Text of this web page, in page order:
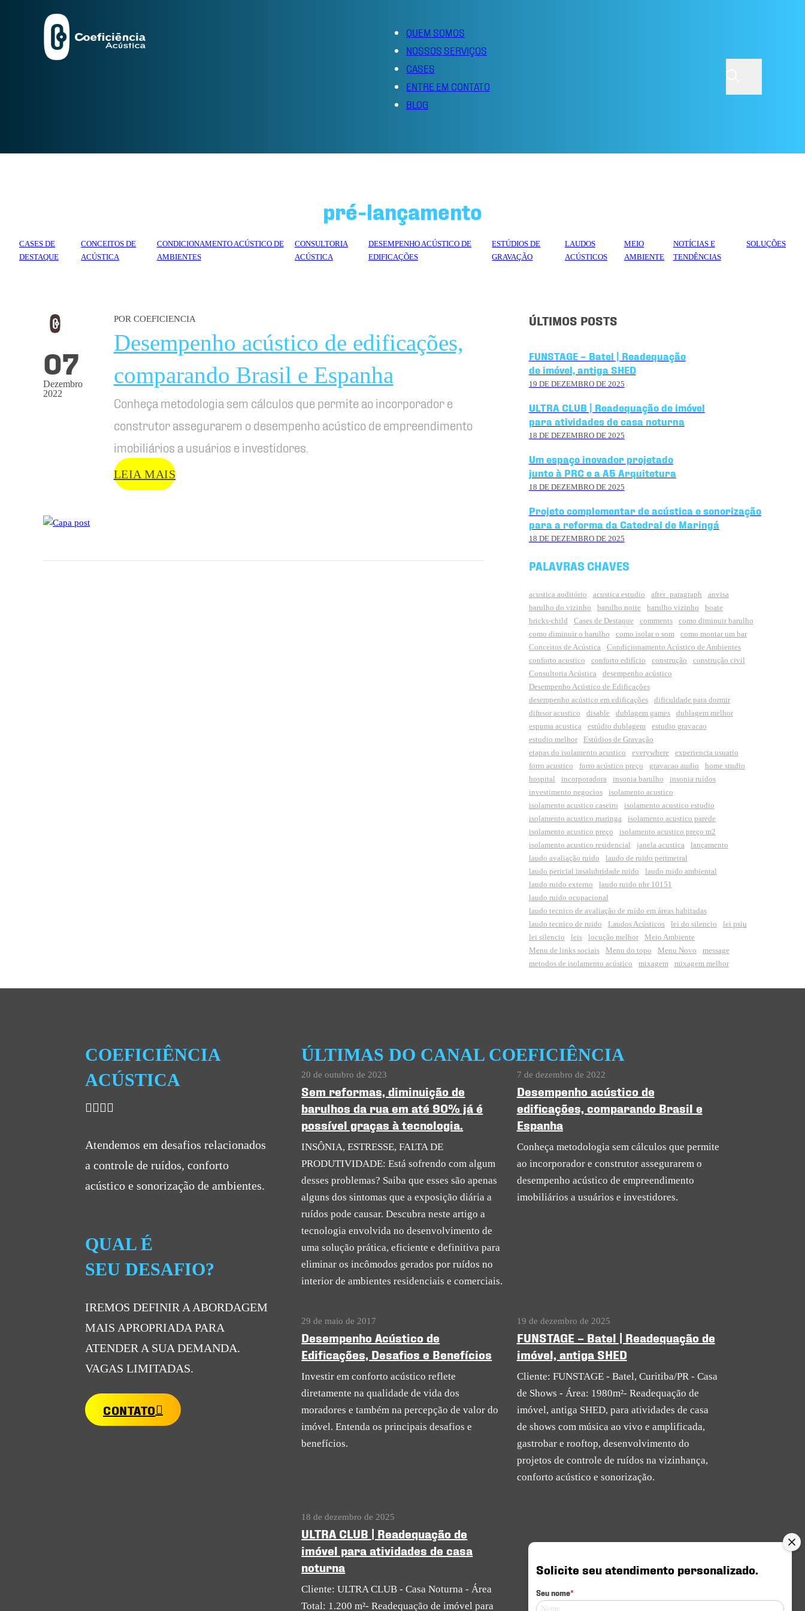
QUEM SOMOS
NOSSOS SERVIÇOS
CASES
ENTRE EM CONTATO
BLOG
pré-lançamento
CASES DE
DESTAQUE
CONCEITOS DE
ACÚSTICA
CONDICIONAMENTO ACÚSTICO DE
AMBIENTES
CONSULTORIA
ACÚSTICA
DESEMPENHO ACÚSTICO DE
EDIFICAÇÕES
ESTÚDIOS DE
GRAVAÇÃO
LAUDOS
ACÚSTICOS
MEIO
AMBIENTE
NOTÍCIAS E
TENDÊNCIAS
SOLUÇÕES
07
Dezembro
2022
POR COEFICIENCIA
Desempenho acústico de edificações,
comparando Brasil e Espanha
Conheça metodologia sem cálculos que permite ao incorporador e
construtor assegurarem o desempenho acústico de empreendimento
imobiliários a usuários e investidores.
LEIA MAIS
ÚLTIMOS POSTS
FUNSTAGE – Batel | Readequação
de imóvel, antiga SHED
19 DE DEZEMBRO DE 2025
ULTRA CLUB | Readequação de imóvel
para atividades de casa noturna
18 DE DEZEMBRO DE 2025
Um espaço inovador projetado
junto à PRC e a A5 Arquitetura
18 DE DEZEMBRO DE 2025
Projeto complementar de acústica e sonorização
para a reforma da Catedral de Maringá
18 DE DEZEMBRO DE 2025
PALAVRAS CHAVES
acustica auditório acustica estudio after_paragraph
anvisa
barulho do vizinho
barulho noite barulho vizinho
boate
bricks-child
Cases de Destaque comments
como diminuir barulho
como diminuir o barulho
como isolar o som
como montar um bar
Conceitos de Acústica
Condicionamento Acústico de Ambientes
conforto acustico
conforto edifício construção
construção civil
Consultoria Acústica
desempenho acústico
Desempenho Acústico de Edificações
desempenho acústico em edificações
dificuldade para dormir
difusor acustico
disable dublagem games
dublagem melhor
espuma acustica
estúdio dublagem
estudio gravacao
estudio melhor
Estúdios de Gravação
etapas do isolamento acustico
everywhere
experiencia usuario
forro acustico
forro acústico preço gravacao audio
home studio
hospital
incorporadora insonia barulho
insonia ruídos
investimento negocios
isolamento acustico
isolamento acustico caseiro
isolamento acustico estudio
isolamento acustico maringa
isolamento acustico parede
isolamento acustico preço
isolamento acustico preço m2
isolamento acustico residencial
janela acustica
lançamento
laudo avaliação ruido
laudo de ruido perimetral
laudo pericial insalubridade ruido
laudo ruido ambiental
laudo ruido externo
laudo ruido nbr 10151
laudo ruido ocupacional
laudo tecnico de avaliação de ruído em áreas habitadas
laudo tecnico de ruido
Laudos Acústicos lei do silencio
lei psiu
lei silencio
leis locução melhor
Meio Ambiente
Menu de links sociais
Menu do topo Menu Novo
message
metodos de isolamento acústico
mixagem mixagem melhor
COEFICIÊNCIA
ACÚSTICA
Atendemos em desafios relacionados
a controle de ruídos, conforto
acústico e sonorização de ambientes.
QUAL É
SEU DESAFIO?
IREMOS DEFINIR A ABORDAGEM
MAIS APROPRIADA PARA
ATENDER A SUA DEMANDA.
VAGAS LIMITADAS.
CONTATO
ÚLTIMAS DO CANAL COEFICIÊNCIA
20 de outubro de 2023
Sem reformas, diminuição de
barulhos da rua em até 90% já é
possível graças à tecnologia.
INSÔNIA, ESTRESSE, FALTA DE
PRODUTIVIDADE: Está sofrendo com algum
desses problemas? Saiba que esses são apenas
alguns dos sintomas que a exposição diária a
ruídos pode causar. Descubra neste artigo a
tecnologia envolvida no desenvolvimento de
uma solução prática, eficiente e definitiva para
eliminar os incômodos gerados por ruídos no
interior de ambientes residenciais e comerciais.
7 de dezembro de 2022
Desempenho acústico de
edificações, comparando Brasil e
Espanha
Conheça metodologia sem cálculos que permite
ao incorporador e construtor assegurarem o
desempenho acústico de empreendimento
imobiliários a usuários e investidores.
29 de maio de 2017
Desempenho Acústico de
Edificações, Desafios e Benefícios
Investir em conforto acústico reflete
diretamente na qualidade de vida dos
moradores e também na percepção de valor do
imóvel. Entenda os principais desafios e
benefícios.
19 de dezembro de 2025
FUNSTAGE – Batel | Readequação de
imóvel, antiga SHED
Cliente: FUNSTAGE - Batel, Curitiba/PR - Casa
de Shows - Área: 1980m²- Readequação de
imóvel, antiga SHED, para atividades de casa
de shows com música ao vivo e amplificada,
gastrobar e rooftop, desenvolvimento do
projetos de controle de ruídos na vizinhança,
conforto acústico e sonorização.
18 de dezembro de 2025
ULTRA CLUB | Readequação de
imóvel para atividades de casa
noturna
Cliente: ULTRA CLUB - Casa Noturna - Área
Total: 1.200 m²- Readequação de imóvel para
Solicite seu atendimento personalizado.
Seu nome*